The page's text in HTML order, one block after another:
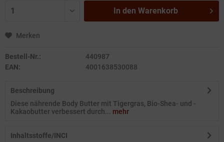
In den Warenkorb
Merken
Bestell-Nr.:
440987
EAN:
4001638530088
Beschreibung
Diese nährende Body Butter mit Tigergras, Bio-Shea- und -
Kakaobutter verbessert durch... mehr
Inhaltsstoffe/INCI